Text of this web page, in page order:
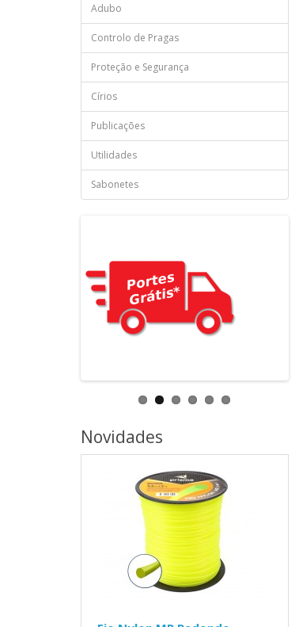
Adubo
Controlo de Pragas
Proteção e Segurança
Círios
Publicações
Utilidades
Sabonetes
Novidades